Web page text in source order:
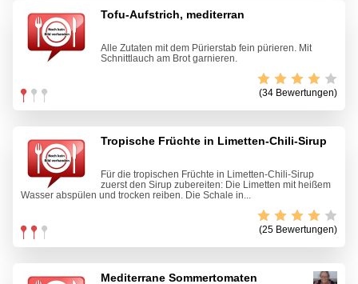
Tofu-Aufstrich, mediterran
Alle Zutaten mit dem Pürierstab fein pürieren. Mit
Schnittlauch am Brot garnieren.
(34 Bewertungen)
Tropische Früchte in Limetten-Chili-Sirup
Für die tropischen Früchte in Limetten-Chili-Sirup
zuerst den Sirup zubereiten: Die Limetten mit heißem
Wasser abspülen und trocken reiben. Die Schale in...
(25 Bewertungen)
Mediterrane Sommertomaten